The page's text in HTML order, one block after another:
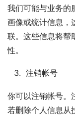
我们可能与业务的
画像或统计信息，
联。这些信息将帮
性。
注销帐号
你可以注销帐号。
若删除个人信息从